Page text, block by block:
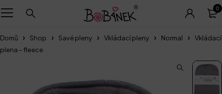
0
Domů Shop Savé pleny Vkládací pleny Normal
Vkládací
plena – fleece